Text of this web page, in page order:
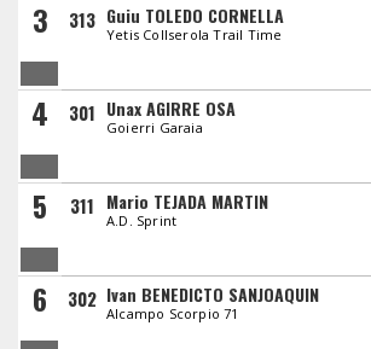
3 313 Guiu TOLEDO CORNELLA
Yetis Collserola Trail Time
4 301 Unax AGIRRE OSA
Goierri Garaia
5 311 Mario TEJADA MARTIN
A.D. Sprint
6 302 Ivan BENEDICTO SANJOAQUIN
Alcampo Scorpio 71